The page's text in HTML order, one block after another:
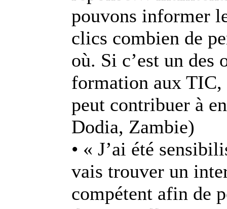
pouvons informer
clics combien de
où. Si c’est un
formation aux TIC,
peut contribuer à
Dodia, Zambie)
• « J’ai été
vais trouver un
compétent afin de